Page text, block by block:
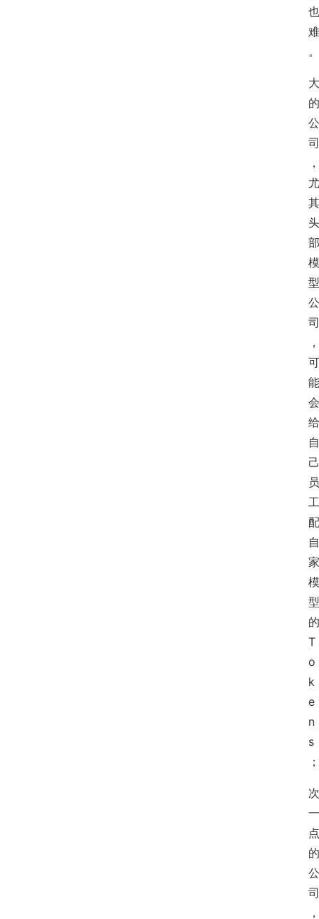
也
难
。
大
的
公
司
，
尤
其
头
部
模
型
公
司
，
可
能
会
给
自
己
员
工
配
自
家
模
型
的
T
o
k
e
n
s
；
次
一
点
的
公
司
，